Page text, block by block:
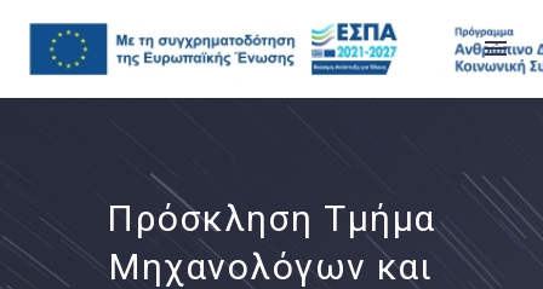
Πρόσκληση Τμήμα
Μηχανολόγων και